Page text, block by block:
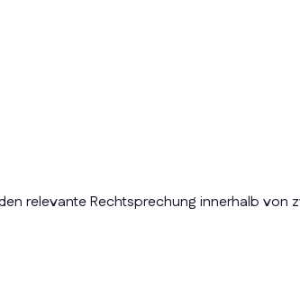
relevante Rechtsprechung innerhalb von